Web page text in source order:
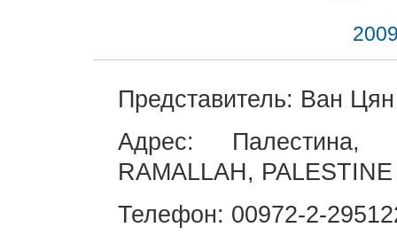
Представитель: Ван
Адрес: Палестина,
RAMALLAH, PALESTINE
Телефон: 00972-2-